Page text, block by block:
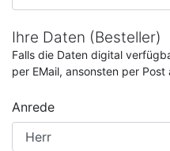
Ihre Daten (Besteller)
Falls die Daten digital
per EMail, ansonsten per Post
Anrede